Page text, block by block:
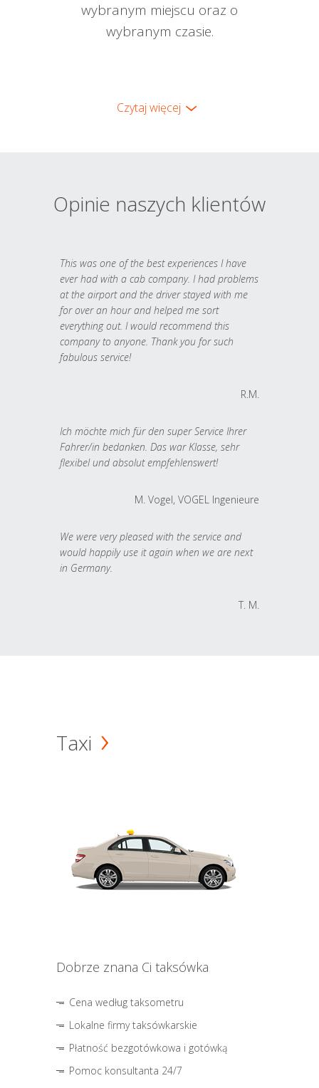
wybranym miejscu oraz o
wybranym czasie.
Czytaj więcej
Opinie naszych klientów
This was one of the best experiences I have
ever had with a cab company. I had problems
at the airport and the driver stayed with me
for over an hour and helped me sort
everything out. I would recommend this
company to anyone. Thank you for such
fabulous service!
R.M.
Ich möchte mich für den super Service Ihrer
Fahrer/in bedanken. Das war Klasse, sehr
flexibel und absolut empfehlenswert!
M. Vogel, VOGEL Ingenieure
We were very pleased with the service and
would happily use it again when we are next
in Germany.
T. M.
Taxi
Dobrze znana Ci taksówka
Cena według taksometru
Lokalne firmy taksówkarskie
Płatność bezgotówkowa i gotówką
Pomoc konsultanta 24/7